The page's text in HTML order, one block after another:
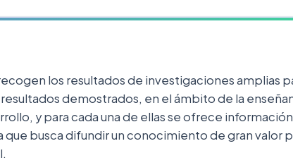
los resultados de investigaciones amplias
demostrados, en el ámbito de la
y para cada una de ellas se ofrece información
busca difundir un conocimiento de gran valor